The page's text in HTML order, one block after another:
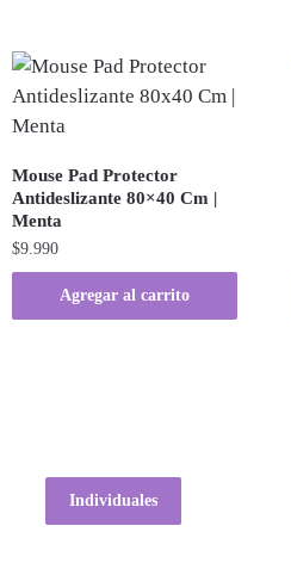
Mouse Pad Protector
Antideslizante 80×40 Cm |
Menta
$9.990
Agregar al carrito
Individuales